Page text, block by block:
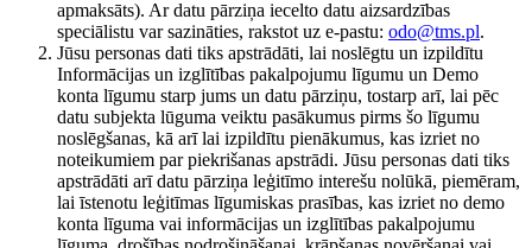
apmaksāts). Ar datu pārziņa iecelto datu aizsardzības
speciālistu var sazināties, rakstot uz e-pastu: odo@tms.pl.
Jūsu personas dati tiks apstrādāti, lai noslēgtu un izpildītu
Informācijas un izglītības pakalpojumu līgumu un Demo
konta līgumu starp jums un datu pārziņu, tostarp arī, lai pēc
datu subjekta lūguma veiktu pasākumus pirms šo līgumu
noslēgšanas, kā arī lai izpildītu pienākumus, kas izriet no
noteikumiem par piekrišanas apstrādi. Jūsu personas dati tiks
apstrādāti arī datu pārziņa leģitīmo interešu nolūkā, piemēram,
lai īstenotu leģitīmas līgumiskas prasības, kas izriet no demo
konta līguma vai informācijas un izglītības pakalpojumu